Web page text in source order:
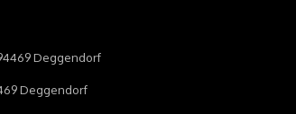
Deggendorf
Deggendorf